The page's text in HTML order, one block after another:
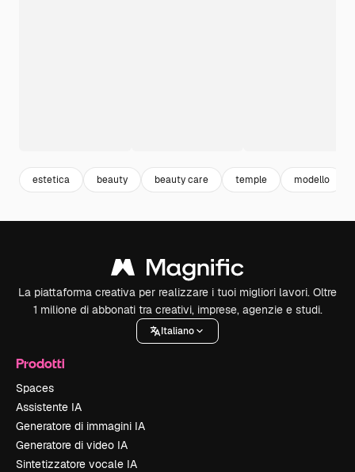
estetica beauty beauty care temple modello
La piattaforma creativa per realizzare i tuoi migliori lavori. Oltre
1 milione di abbonati tra creativi, imprese, agenzie e studi.
Italiano
Prodotti
Spaces
Assistente IA
Generatore di immagini IA
Generatore di video IA
Sintetizzatore vocale IA